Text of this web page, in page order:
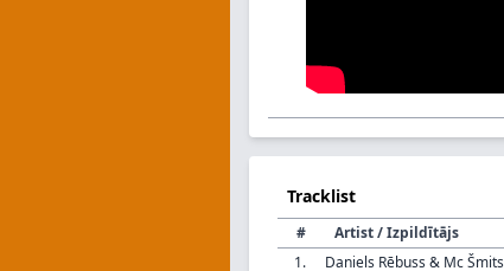
Tracklist
# Artist / Izpildītājs
1.
Daniels Rēbuss & Mc Šmits